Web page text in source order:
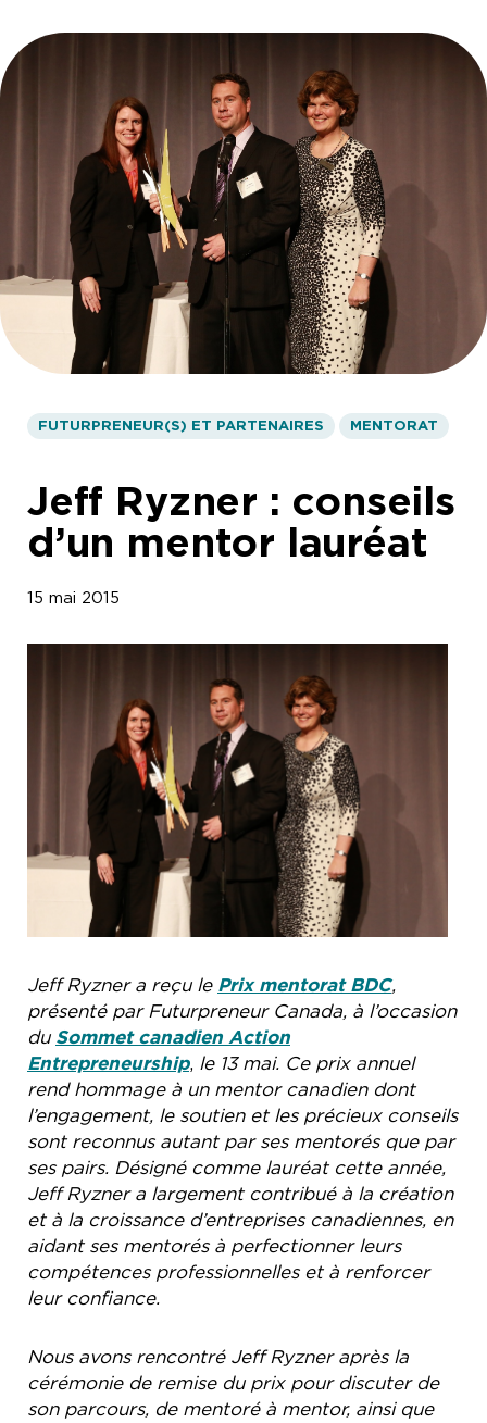
FUTURPRENEUR(S) ET PARTENAIRES MENTORAT
Jeff Ryzner : conseils
d’un mentor lauréat
15 mai 2015
Jeff Ryzner a reçu le Prix mentorat BDC,
présenté par Futurpreneur Canada, à l’occasion
du Sommet canadien Action
Entrepreneurship, le 13 mai. Ce prix annuel
rend hommage à un mentor canadien dont
l’engagement, le soutien et les précieux conseils
sont reconnus autant par ses mentorés que par
ses pairs. Désigné comme lauréat cette année,
Jeff Ryzner a largement contribué à la création
et à la croissance d’entreprises canadiennes, en
aidant ses mentorés à perfectionner leurs
compétences professionnelles et à renforcer
leur confiance.
Nous avons rencontré Jeff Ryzner après la
cérémonie de remise du prix pour discuter de
son parcours, de mentoré à mentor, ainsi que